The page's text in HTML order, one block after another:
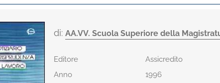
di:AA.VV. Scuola Superiore della
Editore
Assicredito
Anno
1996